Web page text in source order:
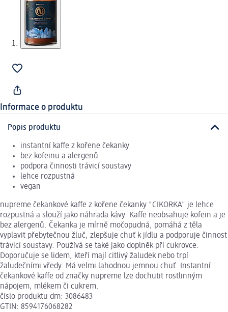
Informace o produktu
Popis produktu
instantní kaffe z kořene čekanky
bez kofeinu a alergenů
podpora činnosti trávicí soustavy
lehce rozpustná
vegan
nupreme čekankové kaffe z kořene čekanky "CIKORKA" je lehce
rozpustná a slouží jako náhrada kávy. Kaffe neobsahuje kofein a je
bez alergenů. Čekanka je mírně močopudná, pomáhá z těla
vyplavit přebytečnou žluč, zlepšuje chuť k jídlu a podporuje činnost
trávicí soustavy. Používá se také jako doplněk při cukrovce.
Doporučuje se lidem, kteří mají citlivý žaludek nebo trpí
žaludečními vředy. Má velmi lahodnou jemnou chuť. Instantní
čekankové kaffe od značky nupreme lze dochutit rostlinným
nápojem, mlékem či cukrem.
číslo produktu dm: 3086483
GTIN: 8594176068282